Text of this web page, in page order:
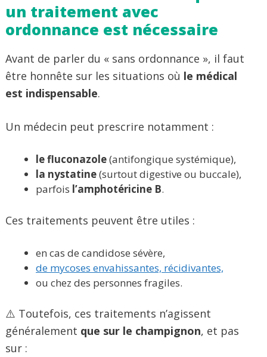
un traitement avec
ordonnance est nécessaire
Avant de parler du « sans ordonnance », il faut
être honnête sur les situations où le médical
est indispensable.
Un médecin peut prescrire notamment :
le fluconazole(antifongique systémique),
la nystatine(surtout digestive ou buccale),
parfois l’amphotéricine B.
Ces traitements peuvent être utiles :
en cas de candidose sévère,
de mycoses envahissantes, récidivantes,
ou chez des personnes fragiles.
⚠️ Toutefois, ces traitements n’agissent
généralement que sur le champignon, et pas
sur :